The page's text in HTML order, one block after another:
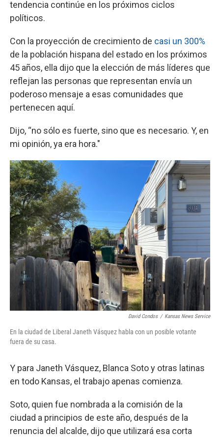
tendencia continúe en los próximos ciclos
políticos.
Con la proyección de crecimiento de casi un 300%
de la población hispana del estado en los próximos
45 años, ella dijo que la elección de más líderes que
reflejan las personas que representan envía un
poderoso mensaje a esas comunidades que
pertenecen aquí.
Dijo, “no sólo es fuerte, sino que es necesario. Y, en
mi opinión, ya era hora."
David Condos / Kansas News Service
En la ciudad de Liberal Janeth Vásquez habla con un posible votante
fuera de su casa.
Y para Janeth Vásquez, Blanca Soto y otras latinas
en todo Kansas, el trabajo apenas comienza.
Soto, quien fue nombrada a la comisión de la
ciudad a principios de este año, después de la
renuncia del alcalde, dijo que utilizará esa corta